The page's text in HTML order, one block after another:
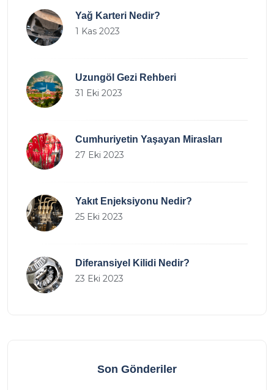
Yağ Karteri Nedir?
1 Kas 2023
Uzungöl Gezi Rehberi
31 Eki 2023
Cumhuriyetin Yaşayan Mirasları
27 Eki 2023
Yakıt Enjeksiyonu Nedir?
25 Eki 2023
Diferansiyel Kilidi Nedir?
23 Eki 2023
Son Gönderiler